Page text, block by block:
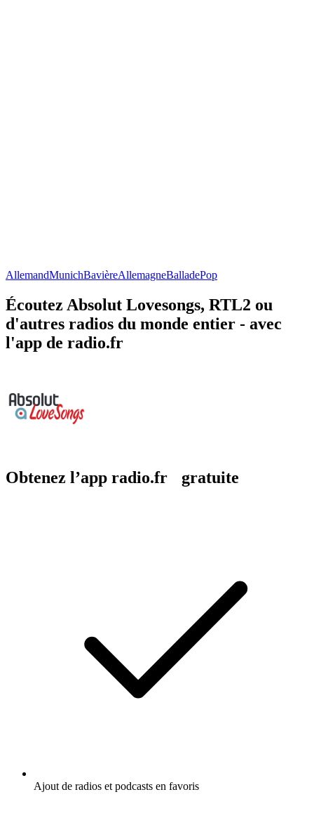
AllemandMunichBavièreAllemagneBalladePop
Écoutez Absolut Lovesongs, RTL2 ou
d'autres radios du monde entier - avec
l'app de radio.fr
Obtenez l’app radio.fr gratuite
Ajout de radios et podcasts en favoris